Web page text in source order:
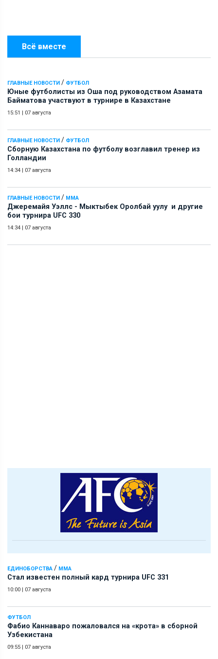
Всё вместе
ГЛАВНЫЕ НОВОСТИ / ФУТБОЛ
Юные футболисты из Оша под руководством Азамата
Байматова участвуют в турнире в Казахстане
15:51 | 07 августа
ГЛАВНЫЕ НОВОСТИ / ФУТБОЛ
Сборную Казахстана по футболу возглавил тренер из
Голландии
14:34 | 07 августа
ГЛАВНЫЕ НОВОСТИ / ММА
Джеремайя Уэллс - Мыктыбек Оролбай уулу и другие
бои турнира UFC 330
14:34 | 07 августа
ЕДИНОБОРСТВА / ММА
Стал известен полный кард турнира UFC 331
10:00 | 07 августа
ФУТБОЛ
Фабио Каннаваро пожаловался на «крота» в сборной
Узбекистана
09:55 | 07 августа